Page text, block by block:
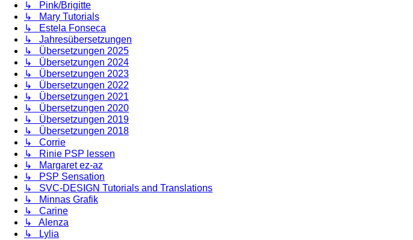
↳ Pink/Brigitte
↳ Mary Tutorials
↳ Estela Fonseca
↳ Jahresübersetzungen
↳ Übersetzungen 2025
↳ Übersetzungen 2024
↳ Übersetzungen 2023
↳ Übersetzungen 2022
↳ Übersetzungen 2021
↳ Übersetzungen 2020
↳ Übersetzungen 2019
↳ Übersetzungen 2018
↳ Corrie
↳ Rinie PSP lessen
↳ Margaret ez-az
↳ PSP Sensation
↳ SVC-DESIGN Tutorials and Translations
↳ Minnas Grafik
↳ Carine
↳ Alenza
↳ Lylia